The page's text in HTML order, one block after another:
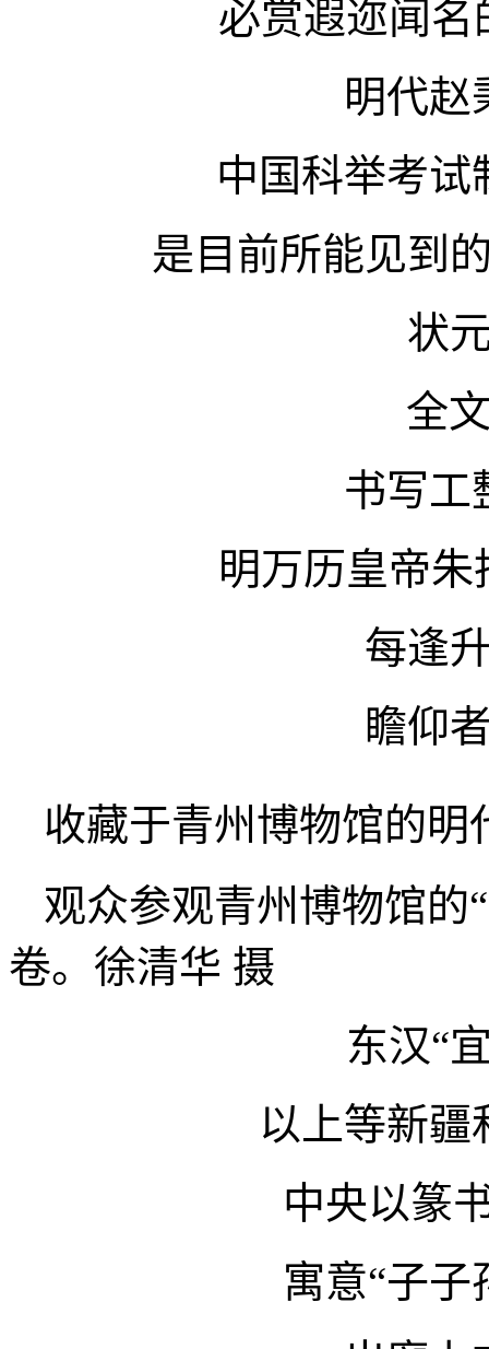
必赏遐迩闻名
明代赵
中国科举考试
是目前所能见到
状
全
书写工
明万历皇帝朱
每逢
瞻仰
收藏于青州博物馆的
观众参观青州博物馆的
卷。徐清华 摄
东汉“
以上等新疆
中央以篆
寓意“子子